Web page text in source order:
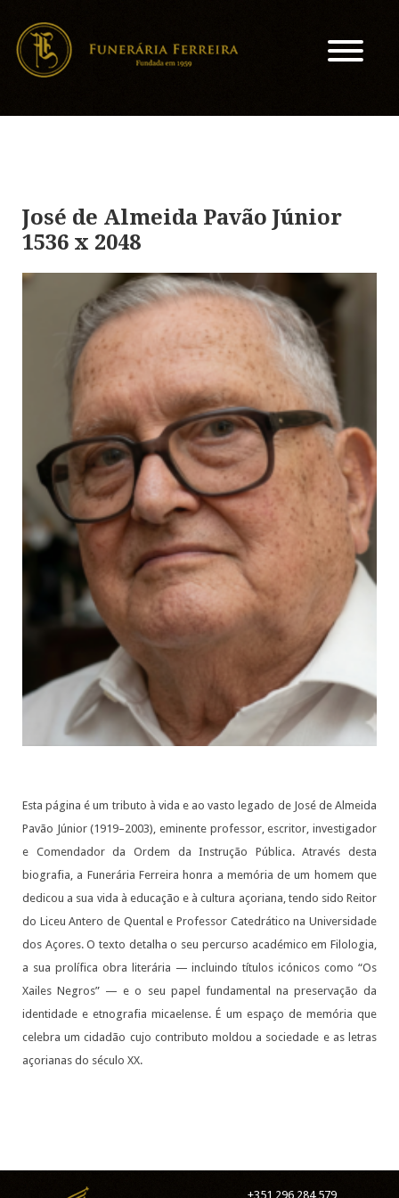
José de Almeida Pavão Júnior
1536 x 2048
Esta página é um tributo à vida e ao vasto legado de José de Almeida
Pavão Júnior (1919–2003), eminente professor, escritor, investigador
e Comendador da Ordem da Instrução Pública. Através desta
biografia, a Funerária Ferreira honra a memória de um homem que
dedicou a sua vida à educação e à cultura açoriana, tendo sido Reitor
do Liceu Antero de Quental e Professor Catedrático na Universidade
dos Açores. O texto detalha o seu percurso académico em Filologia,
a sua prolífica obra literária — incluindo títulos icónicos como “Os
Xailes Negros” — e o seu papel fundamental na preservação da
identidade e etnografia micaelense. É um espaço de memória que
celebra um cidadão cujo contributo moldou a sociedade e as letras
açorianas do século XX.
+351 296 284 579